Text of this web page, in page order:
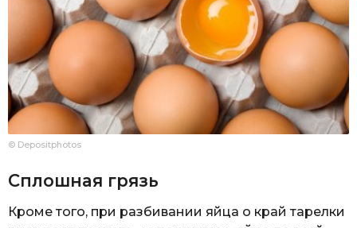
© Depositphotos
Сплошная грязь
Кроме того, при разбивании яйца о край тарелки